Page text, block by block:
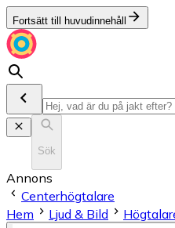
Fortsätt till huvudinnehåll
Sök
Annons
Centerhögtalare
Hem
Ljud & Bild